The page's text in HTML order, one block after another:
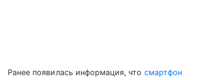
Ранее появилась информация, что смартфон